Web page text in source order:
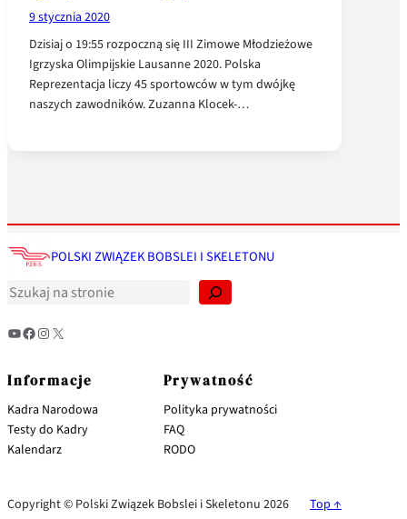
9 stycznia 2020
Dzisiaj o 19:55 rozpoczną się III Zimowe Młodzieżowe
Igrzyska Olimpijskie Lausanne 2020. Polska
Reprezentacja liczy 45 sportowców w tym dwójkę
naszych zawodników. Zuzanna Klocek-…
POLSKI ZWIĄZEK BOBSLEI I SKELETONU
S
z
k
jYouTube Facebook Instagram X
Informacje
Kadra Narodowa
Testy do Kadry
Kalendarz
Prywatność
Polityka prywatności
FAQ
RODO
Copyright © Polski Związek Bobslei i Skeletonu 2026 Top ↑